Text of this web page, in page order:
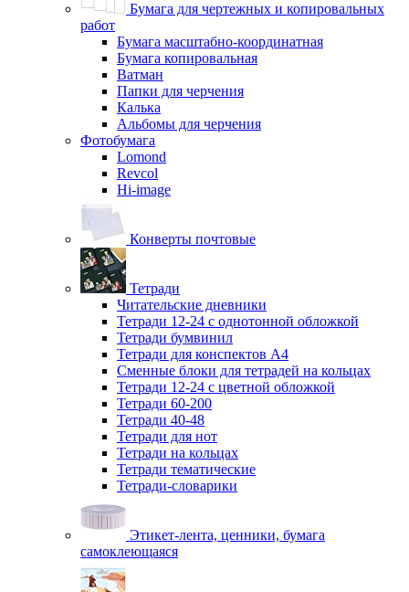
Бумага для чертежных и копировальных
работ
Бумага масштабно-координатная
Бумага копировальная
Ватман
Папки для черчения
Калька
Альбомы для черчения
Фотобумага
Lomond
Revcol
Hi-image
Конверты почтовые
Тетради
Читательские дневники
Тетради 12-24 с однотонной обложкой
Тетради бумвинил
Тетради для конспектов А4
Сменные блоки для тетрадей на кольцах
Тетради 12-24 с цветной обложкой
Тетради 60-200
Тетради 40-48
Тетради для нот
Тетради на кольцах
Тетради тематические
Тетради-словарики
Этикет-лента, ценники, бумага
самоклеющаяся